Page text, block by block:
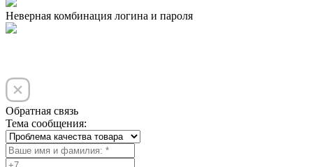
Неверная комбинация логина и пароля
Обратная связь
Тема сообщения: